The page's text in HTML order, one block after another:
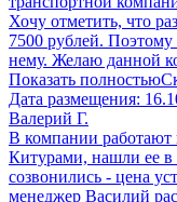
Хочу отметить, что
7500 рублей.
нему. Желаю данной
Показать полностью
Дата размещения:
Валерий Г.
В компании работают
Китурами, нашли ее в
созвонились - цена
менеджер Василий